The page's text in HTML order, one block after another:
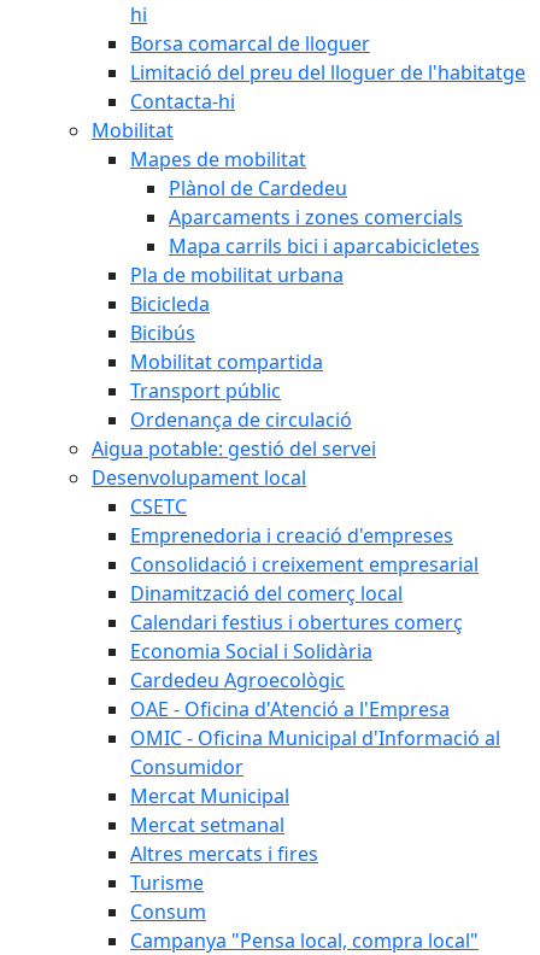
hi
Borsa comarcal de lloguer
Limitació del preu del lloguer de l'habitatge
Contacta-hi
Mobilitat
Mapes de mobilitat
Plànol de Cardedeu
Aparcaments i zones comercials
Mapa carrils bici i aparcabicicletes
Pla de mobilitat urbana
Bicicleda
Bicibús
Mobilitat compartida
Transport públic
Ordenança de circulació
Aigua potable: gestió del servei
Desenvolupament local
CSETC
Emprenedoria i creació d'empreses
Consolidació i creixement empresarial
Dinamització del comerç local
Calendari festius i obertures comerç
Economia Social i Solidària
Cardedeu Agroecològic
OAE - Oficina d'Atenció a l'Empresa
OMIC - Oficina Municipal d'Informació al
Consumidor
Mercat Municipal
Mercat setmanal
Altres mercats i fires
Turisme
Consum
Campanya "Pensa local, compra local"